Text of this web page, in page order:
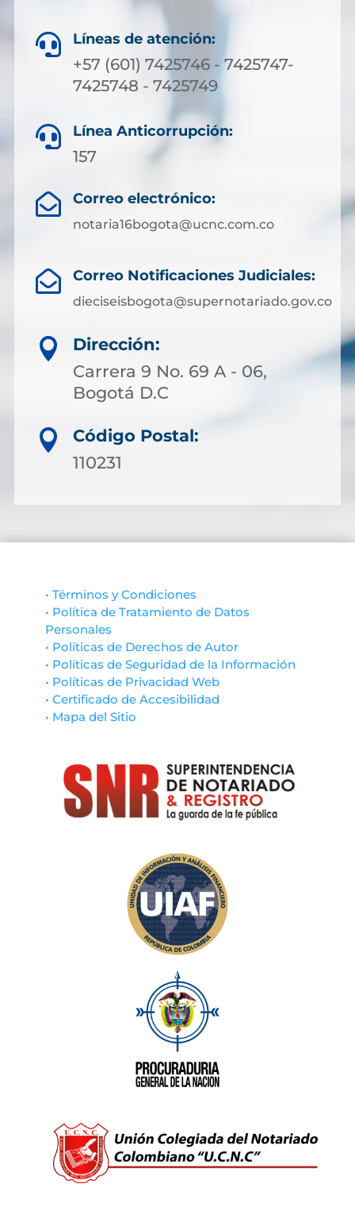
 Líneas de atención:
+57 (601) 7425746 - 7425747-
7425748 - 7425749
 Línea Anticorrupción:
157
 Correo electrónico:
notaria16bogota@ucnc.com.co
 Correo Notificaciones Judiciales:
dieciseisbogota@supernotariado.gov.co

Dirección:
Carrera 9 No. 69 A - 06,
Bogotá D.C

Código Postal:
110231
• Términos y Condiciones
• Política de Tratamiento de Datos
Personales
• Políticas de Derechos de Autor
• Políticas de Seguridad de la Información
• Políticas de Privacidad Web
• Certificado de Accesibilidad
• Mapa del Sitio